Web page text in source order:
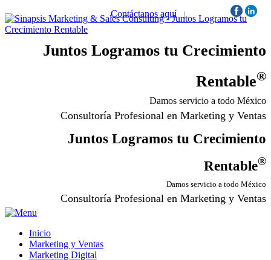
Contáctanos aquí | Síguenos:
Juntos Logramos tu Crecimiento
Rentable®
Damos servicio a todo México
Consultoría Profesional en Marketing y Ventas
Juntos Logramos tu Crecimiento
Rentable®
Damos servicio a todo México
Consultoría Profesional en Marketing y Ventas
Inicio
Marketing y Ventas
Marketing Digital